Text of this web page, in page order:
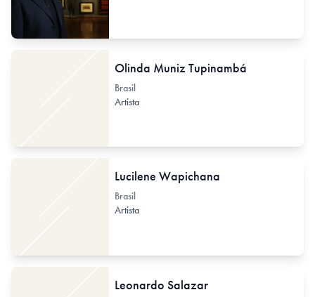
Olinda Muniz Tupinambá
Brasil
Artista
Lucilene Wapichana
Brasil
Artista
Leonardo Salazar